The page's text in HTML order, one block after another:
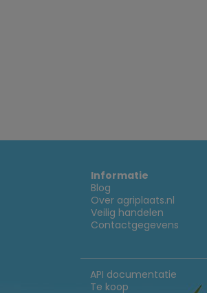
Informatie
Blog
Over agriplaats.nl
Veilig handelen
Contactgegevens
API documentatie
Te koop